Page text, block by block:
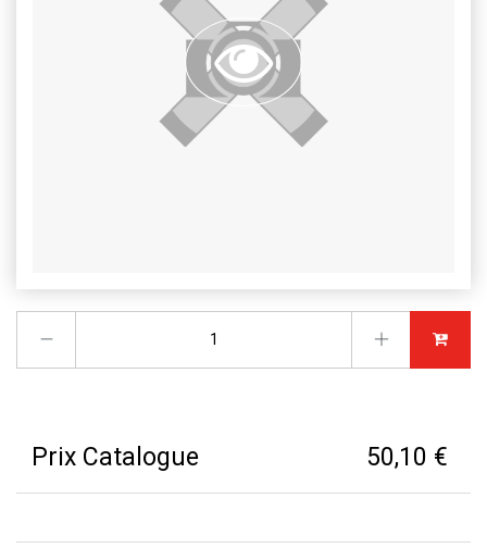
Prix Catalogue 50,10 €